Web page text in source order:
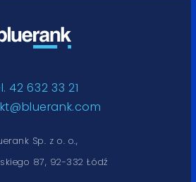
42 632 33 21
Sp. z o. o.,
87, 92-332 Łódź